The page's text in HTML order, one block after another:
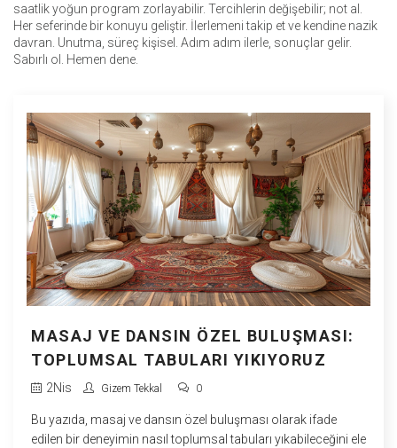
saatlik yoğun program zorlayabilir. Tercihlerin değişebilir; not al.
Her seferinde bir konuyu geliştir. İlerlemeni takip et ve kendine nazik
davran. Unutma, süreç kişisel. Adım adım ilerle, sonuçlar gelir.
Sabırlı ol. Hemen dene.
MASAJ VE DANSIN ÖZEL BULUŞMASI:
TOPLUMSAL TABULARI YIKIYORUZ
2Nis Gizem Tekkal 0
Bu yazıda, masaj ve dansın özel buluşması olarak ifade
edilen bir deneyimin nasıl toplumsal tabuları yıkabileceğini ele